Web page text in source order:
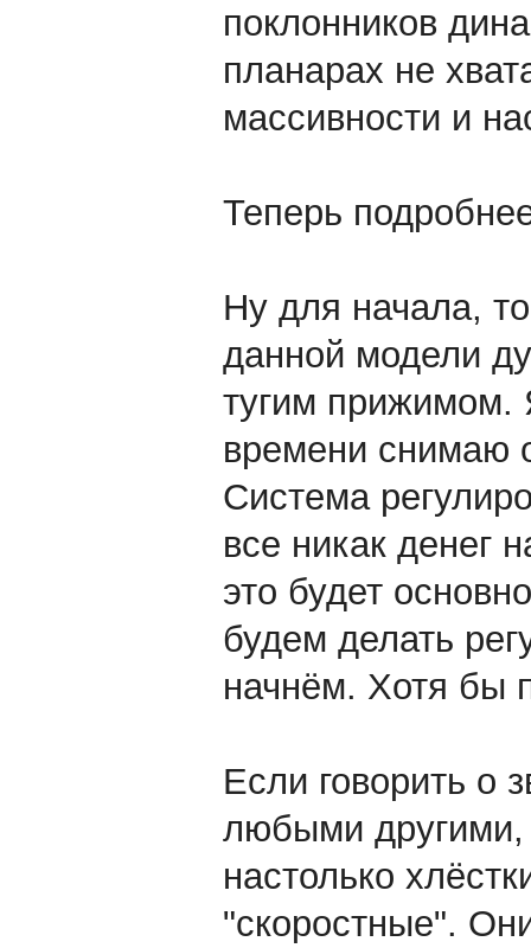
поклонников
планарах не
массивности и
Теперь
Ну для начала,
данной модели
тугим прижимом.
времени снимаю
Система
все никак денег
это будет
будем делать
начнём. Хотя бы
Если говорить о
любыми
настолько
"скоростные".